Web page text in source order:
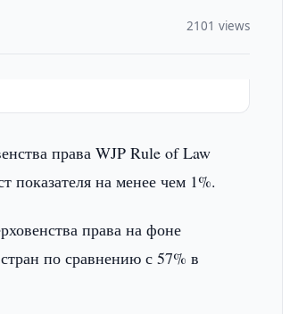
2101 views
права WJP Rule of Law
показателя на менее чем 1%.
права на фоне
по сравнению с 57% в